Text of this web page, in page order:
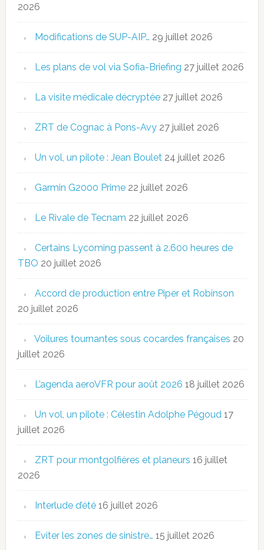
2026
Modifications de SUP-AIP… 29 juillet 2026
Les plans de vol via Sofia-Briefing 27 juillet 2026
La visite médicale décryptée 27 juillet 2026
ZRT de Cognac à Pons-Avy 27 juillet 2026
Un vol, un pilote : Jean Boulet 24 juillet 2026
Garmin G2000 Prime 22 juillet 2026
Le Rivale de Tecnam 22 juillet 2026
Certains Lycoming passent à 2.600 heures de
TBO 20 juillet 2026
Accord de production entre Piper et Robinson
20 juillet 2026
Voilures tournantes sous cocardes françaises 20
juillet 2026
L’agenda aeroVFR pour août 2026 18 juillet 2026
Un vol, un pilote : Célestin Adolphe Pégoud 17
juillet 2026
ZRT pour montgolfières et planeurs 16 juillet
2026
Interlude d’été 16 juillet 2026
Eviter les zones de sinistre… 15 juillet 2026